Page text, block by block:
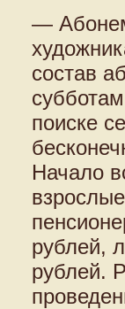
—
состав
поиске
Начало
рублей,
рублей.